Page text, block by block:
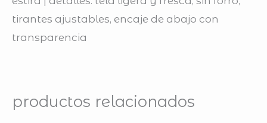
tirantes ajustables, encaje de abajo con
transparencia
productos relacionados